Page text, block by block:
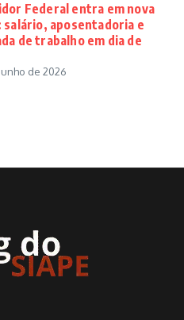
Federal entra em nova
salário, aposentadoria e
de trabalho em dia de
de 2026